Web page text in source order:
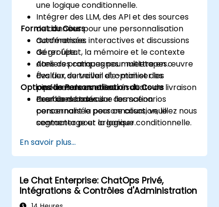
une logique conditionnelle.
Intégrer des LLM, des API et des sources
de données pour une personnalisation
automatisée.
Gérer l'état, la mémoire et le contexte
dans des campagnes multietapes.
Évaluer, surveiller et optimiser les
performances et les résultats de livraison
des flux de travail.
Format du Cours
Conférences interactives et discussions
de groupe.
Ateliers pratiques pour mettre en œuvre
des flux de travail d'e-mail et des
pipelines de contenu.
Exercices basés sur des scénarios
concernant la personnalisation, le
segmentage et la logique conditionnelle.
Options de Personnalisation du Cours
Pour demander une formation
personnalisée pour ce cours, veuillez nous
contacter pour organiser.
En savoir plus...
Le Chat Enterprise: ChatOps Privé,
Intégrations & Contrôles d'Administration